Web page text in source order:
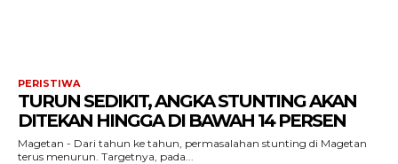
PERISTIWA
TURUN SEDIKIT, ANGKA STUNTING AKAN
DITEKAN HINGGA DI BAWAH 14 PERSEN
Magetan - Dari tahun ke tahun, permasalahan stunting di Magetan
terus menurun. Targetnya, pada...